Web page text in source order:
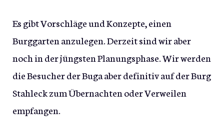
Es gibt Vorschläge und Konzepte, einen
Burggarten anzulegen. Derzeit sind wir aber
noch in der jüngsten Planungsphase. Wir werden
die Besucher der Buga aber definitiv auf der Burg
Stahleck zum Übernachten oder Verweilen
empfangen.